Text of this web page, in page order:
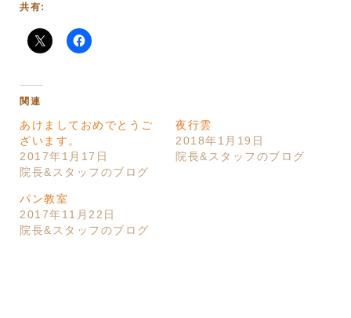
共有:
関連
あけましておめでとうご
ざいます。
2017年1月17日
院長&スタッフのブログ
夜行雲
2018年1月19日
院長&スタッフのブログ
パン教室
2017年11月22日
院長&スタッフのブログ